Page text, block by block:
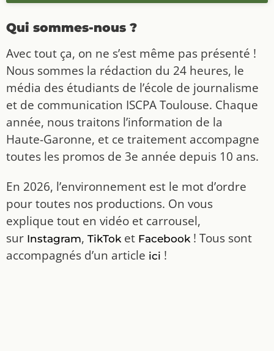
Qui sommes-nous ?
Avec tout ça, on ne s’est même pas présenté !
Nous sommes la rédaction du 24 heures, le
média des étudiants de l’école de journalisme
et de communication ISCPA Toulouse. Chaque
année, nous traitons l’information de la
Haute-Garonne, et ce traitement accompagne
toutes les promos de 3e année depuis 10 ans.
En 2026, l’environnement est le mot d’ordre
pour toutes nos productions. On vous
explique tout en vidéo et carrousel,
sur Instagram, TikToket Facebook! Tous sont
accompagnés d’un article ici !